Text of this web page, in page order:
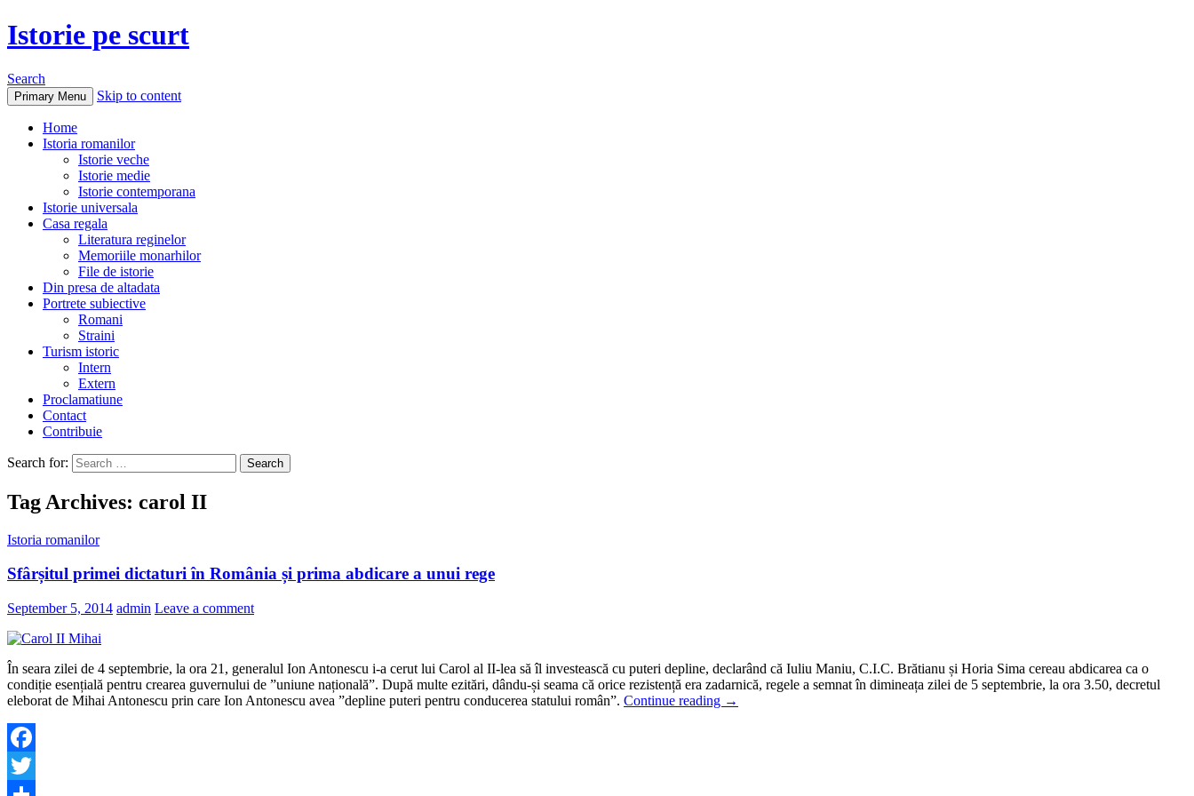
Istorie pe scurt
Search
Primary Menu Skip to content
Home
Istoria romanilor
Istorie veche
Istorie medie
Istorie contemporana
Istorie universala
Casa regala
Literatura reginelor
Memoriile monarhilor
File de istorie
Din presa de altadata
Portrete subiective
Romani
Straini
Turism istoric
Intern
Extern
Proclamatiune
Contact
Contribuie
Search for:
Tag Archives: carol II
Istoria romanilor
Sfârșitul primei dictaturi în România și prima abdicare a unui rege
September 5, 2014 admin Leave a comment
În seara zilei de 4 septembrie, la ora 21, generalul Ion Antonescu i-a cerut lui Carol al II-lea să îl investească cu puteri depline, declarând că Iuliu Maniu, C.I.C. Brătianu și Horia Sima cereau abdicarea ca o
condiție esențială pentru crearea guvernului de ”uniune națională”. După multe ezitări, dându-și seama că orice rezistență era zadarnică, regele a semnat în dimineața zilei de 5 septembrie, la ora 3.50, decretul
eleborat de Mihai Antonescu prin care Ion Antonescu avea ”depline puteri pentru conducerea statului român”. Continue reading →
Facebook